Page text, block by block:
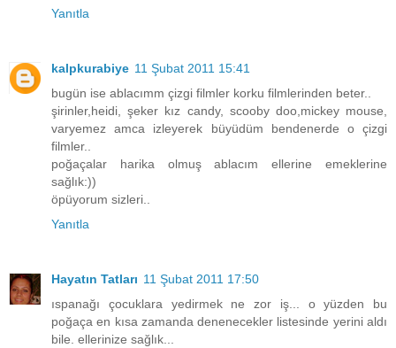
Yanıtla
kalpkurabiye 11 Şubat 2011 15:41
bugün ise ablacımm çizgi filmler korku filmlerinden beter..
şirinler,heidi, şeker kız candy, scooby doo,mickey mouse,
varyemez amca izleyerek büyüdüm bendenerde o çizgi
filmler..
poğaçalar harika olmuş ablacım ellerine emeklerine
sağlık:))
öpüyorum sizleri..
Yanıtla
Hayatın Tatları 11 Şubat 2011 17:50
ıspanağı çocuklara yedirmek ne zor iş... o yüzden bu
poğaça en kısa zamanda denenecekler listesinde yerini aldı
bile. ellerinize sağlık...